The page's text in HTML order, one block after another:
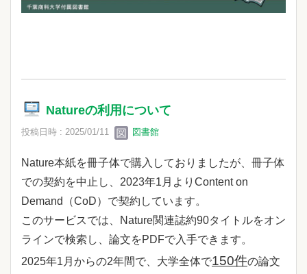
Natureの利用について
投稿日時 : 2025/01/11 図書館
Nature本紙を冊子体で購入しておりましたが、冊子体
での契約を中止し、2023年1月よりContent on
Demand（CoD）で契約しています。
このサービスでは、Nature関連誌約90タイトルをオン
ラインで検索し、論文をPDFで入手できます。
2025年1月からの2年間で、大学全体で150件の論文